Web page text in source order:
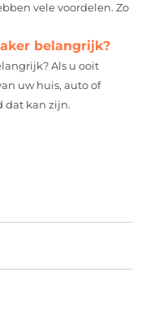
vele voordelen. Zo
belangrijk?
Als u ooit
uw huis, auto of
dat kan zijn.